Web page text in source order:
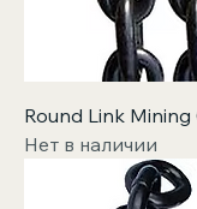
Round Link Mining
Нет в наличии